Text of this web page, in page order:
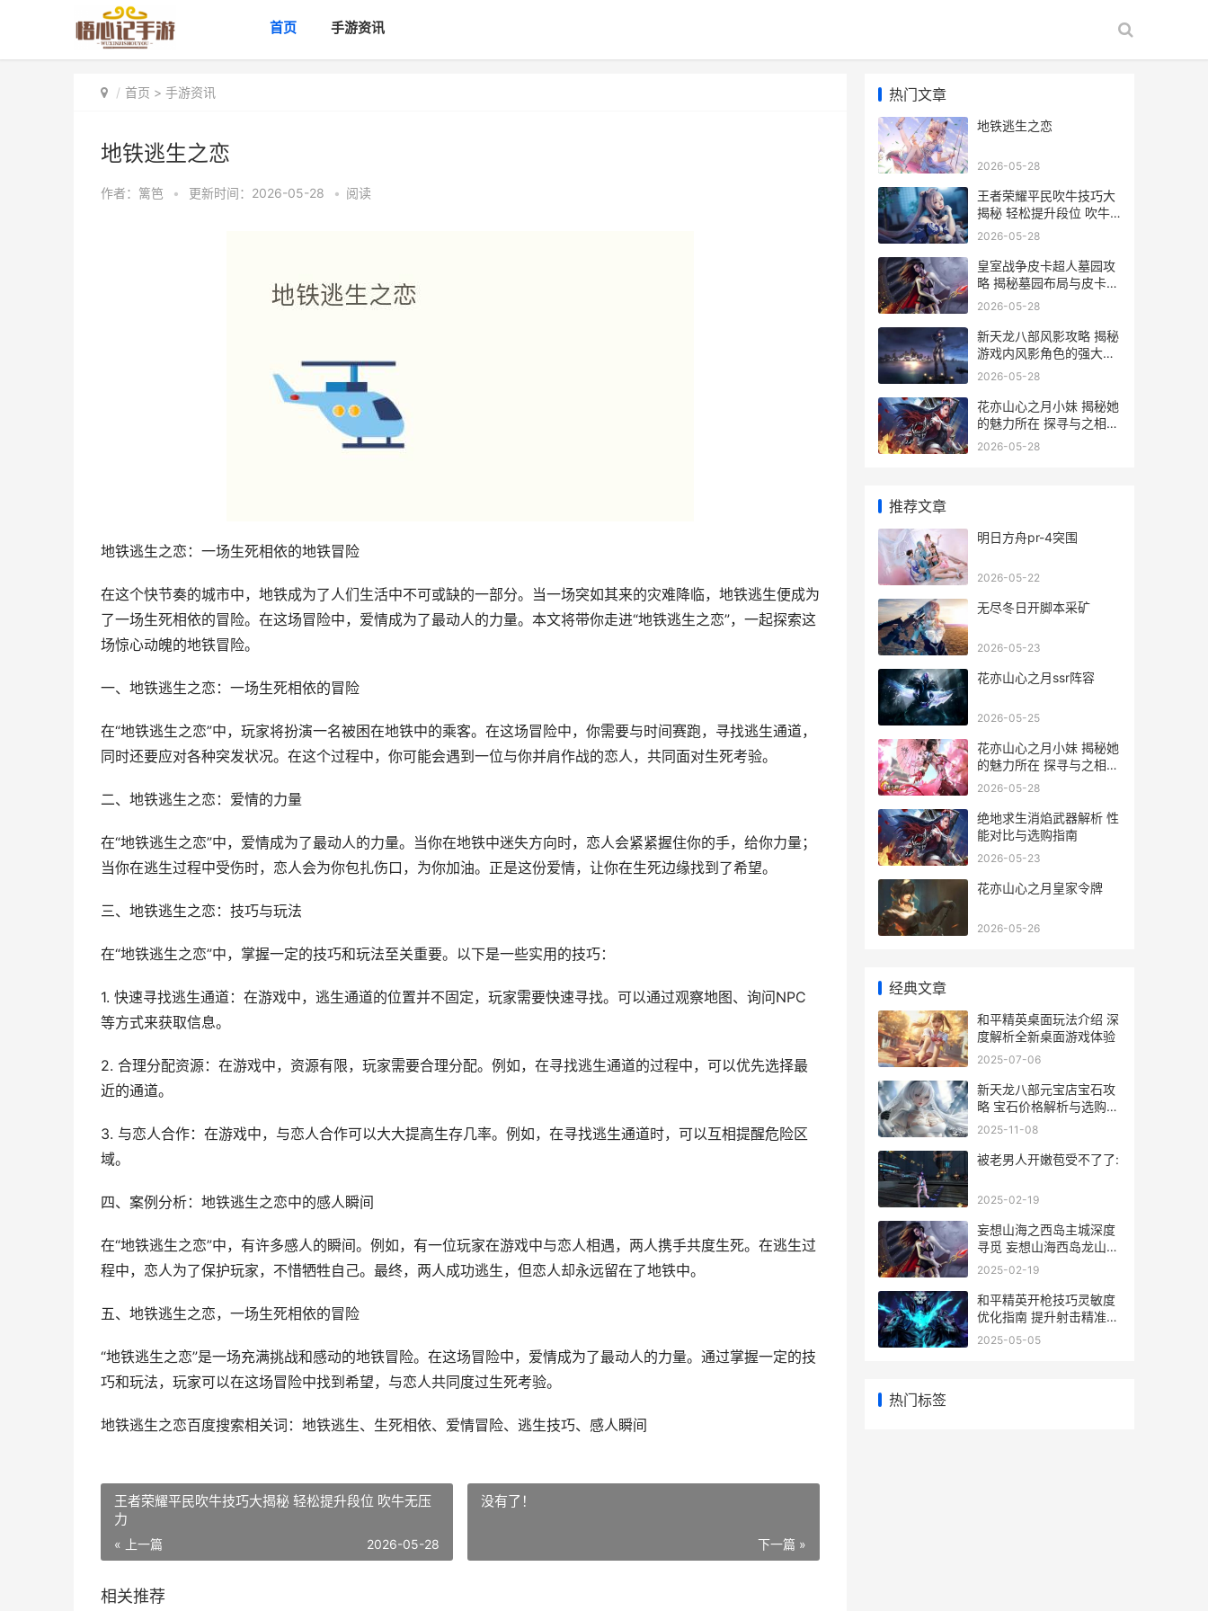
首页 手游资讯
首页 > 手游资讯
地铁逃生之恋
作者： 篱笆 • 更新时间：2026-05-28 • 阅读
地铁逃生之恋：一场生死相依的地铁冒险
在这个快节奏的城市中，地铁成为了人们生活中不可或缺的一部分。当一场突如其来的灾难降临，地铁逃生便成为
了一场生死相依的冒险。在这场冒险中，爱情成为了最动人的力量。本文将带你走进“地铁逃生之恋”，一起探索这
场惊心动魄的地铁冒险。
一、地铁逃生之恋：一场生死相依的冒险
在“地铁逃生之恋”中，玩家将扮演一名被困在地铁中的乘客。在这场冒险中，你需要与时间赛跑，寻找逃生通道，
同时还要应对各种突发状况。在这个过程中，你可能会遇到一位与你并肩作战的恋人，共同面对生死考验。
二、地铁逃生之恋：爱情的力量
在“地铁逃生之恋”中，爱情成为了最动人的力量。当你在地铁中迷失方向时，恋人会紧紧握住你的手，给你力量；
当你在逃生过程中受伤时，恋人会为你包扎伤口，为你加油。正是这份爱情，让你在生死边缘找到了希望。
三、地铁逃生之恋：技巧与玩法
在“地铁逃生之恋”中，掌握一定的技巧和玩法至关重要。以下是一些实用的技巧：
1. 快速寻找逃生通道：在游戏中，逃生通道的位置并不固定，玩家需要快速寻找。可以通过观察地图、询问NPC
等方式来获取信息。
2. 合理分配资源：在游戏中，资源有限，玩家需要合理分配。例如，在寻找逃生通道的过程中，可以优先选择最
近的通道。
3. 与恋人合作：在游戏中，与恋人合作可以大大提高生存几率。例如，在寻找逃生通道时，可以互相提醒危险区
域。
四、案例分析：地铁逃生之恋中的感人瞬间
在“地铁逃生之恋”中，有许多感人的瞬间。例如，有一位玩家在游戏中与恋人相遇，两人携手共度生死。在逃生过
程中，恋人为了保护玩家，不惜牺牲自己。最终，两人成功逃生，但恋人却永远留在了地铁中。
五、地铁逃生之恋，一场生死相依的冒险
“地铁逃生之恋”是一场充满挑战和感动的地铁冒险。在这场冒险中，爱情成为了最动人的力量。通过掌握一定的技
巧和玩法，玩家可以在这场冒险中找到希望，与恋人共同度过生死考验。
地铁逃生之恋百度搜索相关词：地铁逃生、生死相依、爱情冒险、逃生技巧、感人瞬间
王者荣耀平民吹牛技巧大揭秘 轻松提升段位 吹牛无压
力
« 上一篇 2026-05-28
没有了！
下一篇 »
相关推荐
热门文章
地铁逃生之恋
2026-05-28
王者荣耀平民吹牛技巧大
揭秘 轻松提升段位 吹牛
无压力
2026-05-28
皇室战争皮卡超人墓园攻
略 揭秘墓园布局与皮卡超
人战术运用
2026-05-28
新天龙八部风影攻略 揭秘
游戏内风影角色的强大技
能与装备选择
2026-05-28
花亦山心之月小妹 揭秘她
的魅力所在 探寻与之相关
的独特话题
2026-05-28
推荐文章
明日方舟pr-4突围
2026-05-22
无尽冬日开脚本采矿
2026-05-23
花亦山心之月ssr阵容
2026-05-25
花亦山心之月小妹 揭秘她
的魅力所在 探寻与之相关
的独特话题
2026-05-28
绝地求生消焰武器解析 性
能对比与选购指南
2026-05-23
花亦山心之月皇家令牌
2026-05-26
经典文章
和平精英桌面玩法介绍 深
度解析全新桌面游戏体验
2025-07-06
新天龙八部元宝店宝石攻
略 宝石价格解析与选购指
南
2025-11-08
被老男人开嫩苞受不了了:
2025-02-19
妄想山海之西岛主城深度
寻觅 妄想山海西岛龙山在
哪
2025-02-19
和平精英开枪技巧灵敏度
优化指南 提升射击精准度
的关键秘诀
2025-05-05
热门标签